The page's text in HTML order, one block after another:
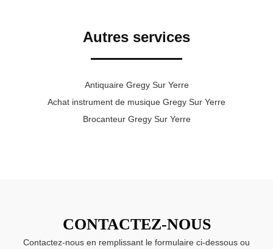
Autres services
Antiquaire Gregy Sur Yerre
Achat instrument de musique Gregy Sur Yerre
Brocanteur Gregy Sur Yerre
CONTACTEZ-NOUS
Contactez-nous en remplissant le formulaire ci-dessous ou